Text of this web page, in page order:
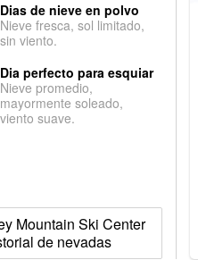
Dias de nieve en polvo
Nieve fresca, sol limitado,
sin viento.
Dia perfecto para esquiar
Nieve promedio,
mayormente soleado,
viento suave.
Mountain Ski Center
de nevadas